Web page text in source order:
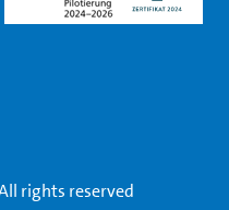
rights reserved